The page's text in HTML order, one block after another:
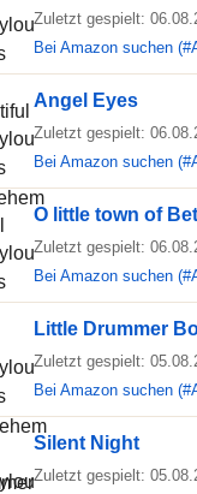
Zuletzt gespielt:
Bei Amazon suchen
Angel Eyes
Zuletzt gespielt:
Bei Amazon suchen
O little town of
Zuletzt gespielt:
Bei Amazon suchen
Little Drummer
Zuletzt gespielt:
Bei Amazon suchen
Silent Night
Zuletzt gespielt: